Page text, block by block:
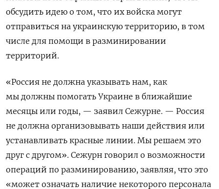
обсудить идею о том, что их войска могут
отправиться на украинскую территорию, в том
числе для помощи в разминировании
территорий.
«Россия не должна указывать нам, как
мы должны помогать Украине в ближайшие
месяцы или годы, — заявил Сежурне. — Россия
не должна организовывать наши действия или
устанавливать красные линии. Мы решаем это
друг с другом». Сежурн говорил о возможности
операций по разминированию, заявляя, что это
«может означать наличие некоторого персонала